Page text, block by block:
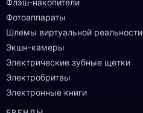
Флэш-накопители
Фотоаппараты
Шлемы виртуальной реальности
Экшн-камеры
Электрические зубные щетки
Электробритвы
Электронные книги